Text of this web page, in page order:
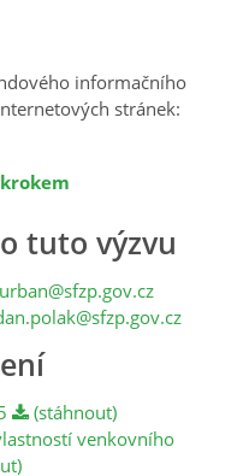
informačního
internetových stránek:
tuto výzvu
(stáhnout)
venkovního